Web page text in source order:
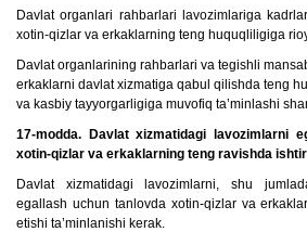
Davlat organlari rahbarlari lavozimlariga
xotin-qizlar va erkaklarning teng huquqliligiga
Davlat organlarining rahbarlari va tegishli
erkaklarni davlat xizmatiga qabul qilishda teng
va kasbiy tayyorgarligiga muvofiq ta’minlashi
17-modda. Davlat xizmatidagi lavozimlarni
xotin-qizlar va erkaklarning teng ravishda
Davlat xizmatidagi lavozimlarni, shu
egallash uchun tanlovda xotin-qizlar va
etishi ta’minlanishi kerak.